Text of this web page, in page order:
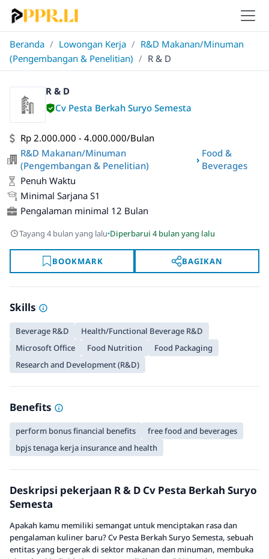
Beranda / Lowongan Kerja / R&D Makanan/Minuman
(Pengembangan & Penelitian) / R & D
R & D
Cv Pesta Berkah Suryo Semesta
Rp 2.000.000 - 4.000.000/Bulan
R&D Makanan/Minuman
(Pengembangan & Penelitian)
›
Food &
Beverages
Penuh Waktu
Minimal Sarjana S1
Pengalaman minimal 12 Bulan
Tayang 4 bulan yang lalu·Diperbarui 4 bulan yang lalu
BOOKMARK BAGIKAN
Skills
Beverage R&D
Health/Functional Beverage R&D
Microsoft Office
Food Nutrition
Food Packaging
Research and Development (R&D)
Benefits
perform bonus financial benefits
free food and beverages
bpjs tenaga kerja insurance and health
Deskripsi pekerjaan R & D Cv Pesta Berkah Suryo
Semesta
Apakah kamu memiliki semangat untuk menciptakan rasa dan
pengalaman kuliner baru? Cv Pesta Berkah Suryo Semesta, sebuah
entitas yang bergerak di sektor makanan dan minuman, membuka